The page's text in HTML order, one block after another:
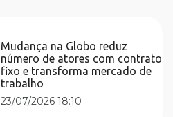
Mudança na Globo reduz
número de atores com contrato
fixo e transforma mercado de
trabalho
23/07/2026 18:10